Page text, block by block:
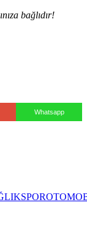
bağlıdır!
Whatsapp
SPOR